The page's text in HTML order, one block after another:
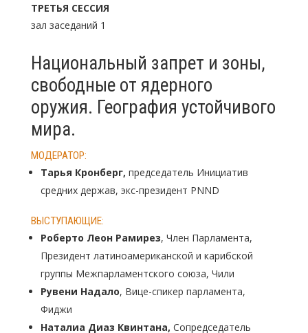
ТРЕТЬЯ СЕССИЯ
зал заседаний 1
Национальный запрет и зоны,
свободные от ядерного
оружия. География устойчивого
мира.
МОДЕРАТОР:
Тарья Кронберг, председатель Инициатив
средних держав, экс-президент PNND
ВЫСТУПАЮЩИЕ:
Роберто Леон Рамирез, Член Парламента,
Президент латиноамериканской и карибской
группы Межпарламентского союза, Чили
Рувени Надало, Вице-спикер парламента,
Фиджи
Наталиа Диаз Квинтана, Сопредседатель